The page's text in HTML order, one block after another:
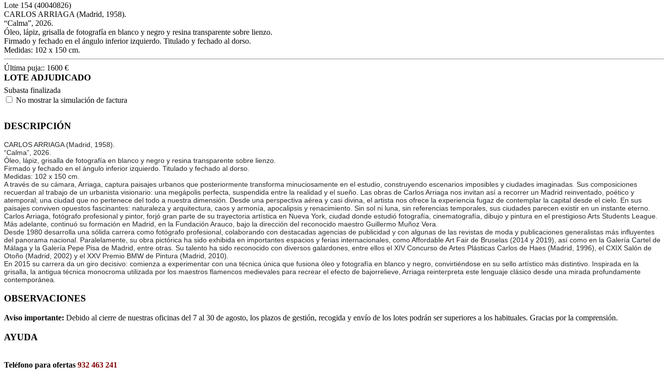
Lote 154 (40040826)
CARLOS ARRIAGA (Madrid, 1958).
“Calma”, 2026.
Óleo, lápiz, grisalla de fotografía en blanco y negro y resina transparente sobre lienzo.
Firmado y fechado en el ángulo inferior izquierdo. Titulado y fechado al dorso.
Medidas: 102 x 150 cm.
Última puja:: 1600 €
LOTE ADJUDICADO
Subasta finalizada
No mostrar la simulación de factura
DESCRIPCIÓN
CARLOS ARRIAGA (Madrid, 1958).
“Calma”, 2026.
Óleo, lápiz, grisalla de fotografía en blanco y negro y resina transparente sobre lienzo.
Firmado y fechado en el ángulo inferior izquierdo. Titulado y fechado al dorso.
Medidas: 102 x 150 cm.
A través de su cámara, Arriaga, captura paisajes urbanos que posteriormente transforma minuciosamente en el estudio, construyendo escenarios imposibles y ciudades imaginadas. Sus composiciones
recuerdan al trabajo de un urbanista visionario: una megápolis perfecta, suspendida entre la realidad y el sueño. Las obras de Carlos Arriaga nos invitan así a recorrer un Madrid reinventado, poético y
atemporal; una ciudad que no pertenece del todo a nuestra dimensión. Desde una perspectiva aérea y casi divina, el artista nos ofrece la experiencia fugaz de contemplar la capital desde el cielo. En sus
paisajes conviven opuestos fascinantes: naturaleza y arquitectura, caos y armonía, apocalipsis y renacimiento. Sin sol ni luna, sin referencias temporales, sus ciudades parecen existir en un instante eterno.
Carlos Arriaga, fotógrafo profesional y pintor, forjó gran parte de su trayectoria artística en Nueva York, ciudad donde estudió fotografía, cinematografía, dibujo y pintura en el prestigioso Arts Students League.
Más adelante, continuó su formación en Madrid, en la Fundación Arauco, bajo la dirección del reconocido maestro Guillermo Muñoz Vera.
Desde 1980 desarrolla una sólida carrera como fotógrafo profesional, colaborando con destacadas agencias de publicidad y con algunas de las revistas de moda y publicaciones generalistas más influyentes
del panorama nacional. Paralelamente, su obra pictórica ha sido exhibida en importantes espacios y ferias internacionales, como Affordable Art Fair de Bruselas (2014 y 2019), así como en la Galería Cartel de
Málaga y la Galería Pepe Pisa de Madrid, entre otras. Su talento ha sido reconocido con diversos galardones, entre ellos el XIV Concurso de Artes Plásticas Carlos de Haes (Madrid, 1996), el CXIX Salón de
Otoño (Madrid, 2002) y el XXV Premio BMW de Pintura (Madrid, 2010).
En 2015 su carrera da un giro decisivo: comienza a experimentar con una técnica única que fusiona óleo y fotografía en blanco y negro, convirtiéndose en su sello artístico más distintivo. Inspirada en la
grisalla, la antigua técnica monocroma utilizada por los maestros flamencos medievales para recrear el efecto de bajorrelieve, Arriaga reinterpreta este lenguaje clásico desde una mirada profundamente
contemporánea.
OBSERVACIONES
Aviso importante: Debido al cierre de nuestras oficinas del 7 al 30 de agosto, los plazos de gestión, recogida y envío de los lotes podrán ser superiores a los habituales. Gracias por la comprensión.
AYUDA
Teléfono para ofertas 932 463 241